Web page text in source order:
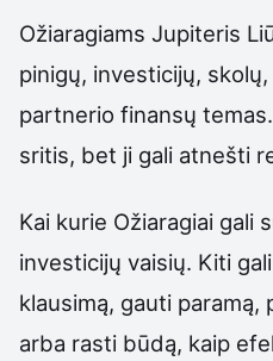
Ožiaragiams Jupiteris
pinigų, investicijų,
partnerio finansų
sritis, bet ji gali atnešti
Kai kurie Ožiaragiai gali
investicijų vaisių. Kiti
klausimą, gauti paramą,
arba rasti būdą, kaip